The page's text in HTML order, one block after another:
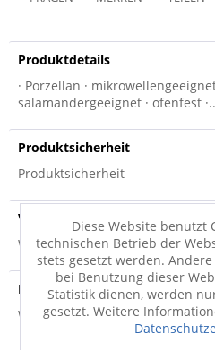
Produktdetails
· Porzellan ·
salamandergeeignet · ofenfest
Produktsicherheit
Produktsicherheit
Versandinfo
Weitere Informationen zum
Hersteller
Weitere Informationen zum
Diese Website benutzt
technischen Betrieb der
stets gesetzt werden.
bei Benutzung dieser
Statistik dienen, werden
gesetzt. Weitere